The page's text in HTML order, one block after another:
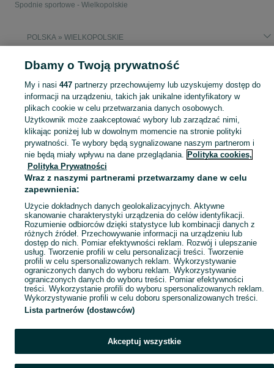
Spodnie sportowe - Wielkopolskie
POLSKA » WIELKOPOLSKIE
KATEGORIA
Szeroki wybór spodni sportowych męskich Wielkopolskie ▶️ Różne materiały, kolory i rozmiary ✅ Nowe i używane ✌ Porównaj ceny i wybierz ofertę na OLX.pl! Zobacz
Mapa kategorii
Mapa miejscowości
Mapa ministron
Popularne wyszukiwania
Dbamy o Twoją prywatność
My i nasi 447partnerzy przechowujemy lub uzyskujemy dostęp do
informacji na urządzeniu, takich jak unikalne identyfikatory w
plikach cookie w celu przetwarzania danych osobowych.
Użytkownik może zaakceptować wybory lub zarządzać nimi,
klikając poniżej lub w dowolnym momencie na stronie polityki
prywatności. Te wybory będą sygnalizowane naszym partnerom i
nie będą miały wpływu na dane przeglądania. Polityka cookies,
Polityka Prywatności
Wraz z naszymi partnerami przetwarzamy dane w celu
zapewnienia:
Użycie dokładnych danych geolokalizacyjnych. Aktywne
skanowanie charakterystyki urządzenia do celów identyfikacji.
Rozumienie odbiorców dzięki statystyce lub kombinacji danych z
różnych źródeł. Przechowywanie informacji na urządzeniu lub
dostęp do nich. Pomiar efektywności reklam. Rozwój i ulepszanie
usług. Tworzenie profili w celu personalizacji treści. Tworzenie
profili w celu spersonalizowanych reklam. Wykorzystywanie
ograniczonych danych do wyboru reklam. Wykorzystywanie
ograniczonych danych do wyboru treści. Pomiar efektywności
treści. Wykorzystanie profili do wyboru spersonalizowanych reklam.
Wykorzystywanie profili w celu doboru spersonalizowanych treści.
Lista partnerów (dostawców)
Akceptuj wszystkie